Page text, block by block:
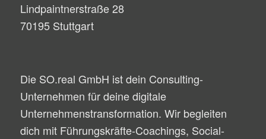
Lindpaintnerstraße 28
70195 Stuttgart
Die SO.real GmbH ist dein Consulting-
Unternehmen für deine digitale
Unternehmenstransformation. Wir begleiten
dich mit Führungskräfte-Coachings, Social-